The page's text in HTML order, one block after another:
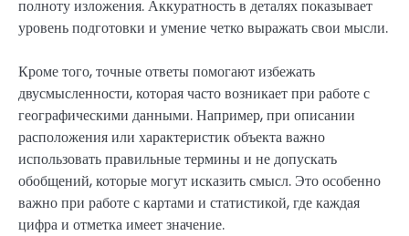
полноту изложения. Аккуратность в деталях показывает
уровень подготовки и умение четко выражать свои мысли.
Кроме того, точные ответы помогают избежать
двусмысленности, которая часто возникает при работе с
географическими данными. Например, при описании
расположения или характеристик объекта важно
использовать правильные термины и не допускать
обобщений, которые могут исказить смысл. Это особенно
важно при работе с картами и статистикой, где каждая
цифра и отметка имеет значение.